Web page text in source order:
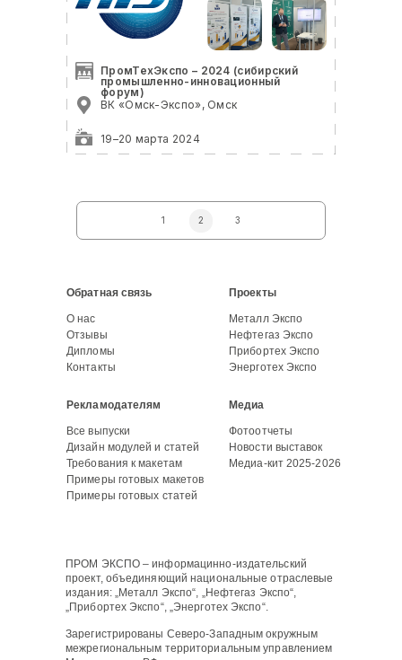
19–20 марта 2024
ПромТехЭкспо – 2024 (сибирский
промышленно-инновационный
форум)
ВК «Омск-Экспо», Омск
3
2
1
Новости выставок
Фотоотчеты
Контакты
Обратная связь
О нас
Отзывы
Дипломы
Проекты
Металл Экспо
Нефтегаз Экспо
Прибортех Экспо
Энерготех Экспо
Рекламодателям
Все выпуски
Дизайн модулей и статей
Требования к макетам
Примеры готовых макетов
Медиа
Медиа-кит 2025-2026
Примеры готовых статей
Зарегистрированы Северо-Западным окружным
межрегиональным территориальным управлением
ПРОМ ЭКСПО – информацинно-издательский
проект, объединяющий национальные отраслевые
издания: „Металл Экспо“, „Нефтегаз Экспо“,
„Прибортех Экспо“, „Энерготех Экспо“.